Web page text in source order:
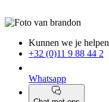
Kunnen we je
+32 (0)11 9 88 44 2
Whatsapp